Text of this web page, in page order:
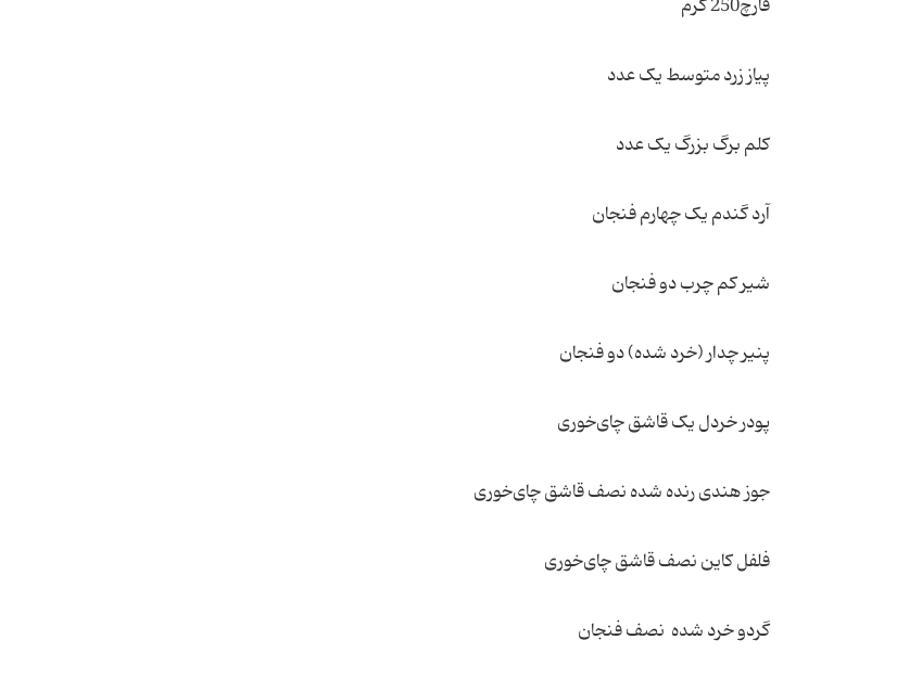
قارچ250 گرم
پیاز زرد متوسط یک عدد
کلم برگ بزرگ یک عدد
آرد گندم یک چهارم فنجان
شیر کم چرب دو فنجان
پنیر چدار (خرد شده) دو فنجان
پودر خردل یک قاشق چای‌خوری
جوز هندی رنده شده نصف قاشق چای‌خوری
فلفل کاین نصف قاشق چای‌خوری
گردو خرد شده نصف فنجان